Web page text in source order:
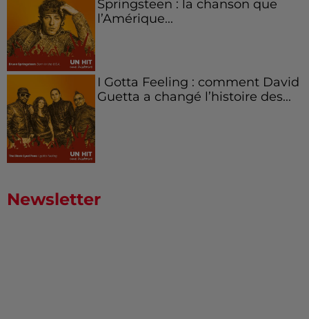
Springsteen : la chanson que
l’Amérique...
I Gotta Feeling : comment David
Guetta a changé l’histoire des...
Newsletter